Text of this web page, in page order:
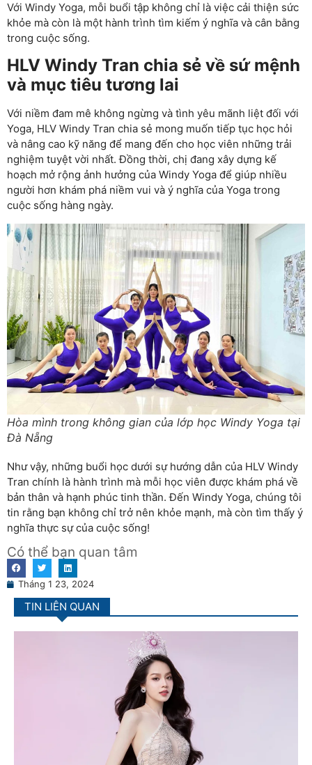
Với Windy Yoga, mỗi buổi tập không chỉ là việc cải thiện sức
khỏe mà còn là một hành trình tìm kiếm ý nghĩa và cân bằng
trong cuộc sống.
HLV Windy Tran chia sẻ về sứ mệnh
và mục tiêu tương lai
Với niềm đam mê không ngừng và tình yêu mãnh liệt đối với
Yoga, HLV Windy Tran chia sẻ mong muốn tiếp tục học hỏi
và nâng cao kỹ năng để mang đến cho học viên những trải
nghiệm tuyệt vời nhất. Đồng thời, chị đang xây dựng kế
hoạch mở rộng ảnh hưởng của Windy Yoga để giúp nhiều
người hơn khám phá niềm vui và ý nghĩa của Yoga trong
cuộc sống hàng ngày.
Hòa mình trong không gian của lớp học Windy Yoga tại
Đà Nẵng
Như vậy, những buổi học dưới sự hướng dẫn của HLV Windy
Tran chính là hành trình mà mỗi học viên được khám phá về
bản thân và hạnh phúc tinh thần. Đến Windy Yoga, chúng tôi
tin rằng bạn không chỉ trở nên khỏe mạnh, mà còn tìm thấy ý
nghĩa thực sự của cuộc sống!
Có thể bạn quan tâm
Tháng 1 23, 2024
TIN LIÊN QUAN